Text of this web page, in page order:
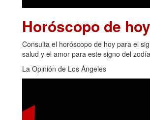
Horóscopo de
Consulta el horóscopo de hoy para el
salud y el amor para este signo del
La Opinión de Los Ángeles